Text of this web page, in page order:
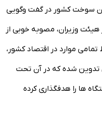
سوخت کشور در گفت وگویی
وزیران، مصوبه خوبی از
موارد در اقتصاد کشور،
تدوین شده که در آن تحت
ها را هدفگذاری کرده